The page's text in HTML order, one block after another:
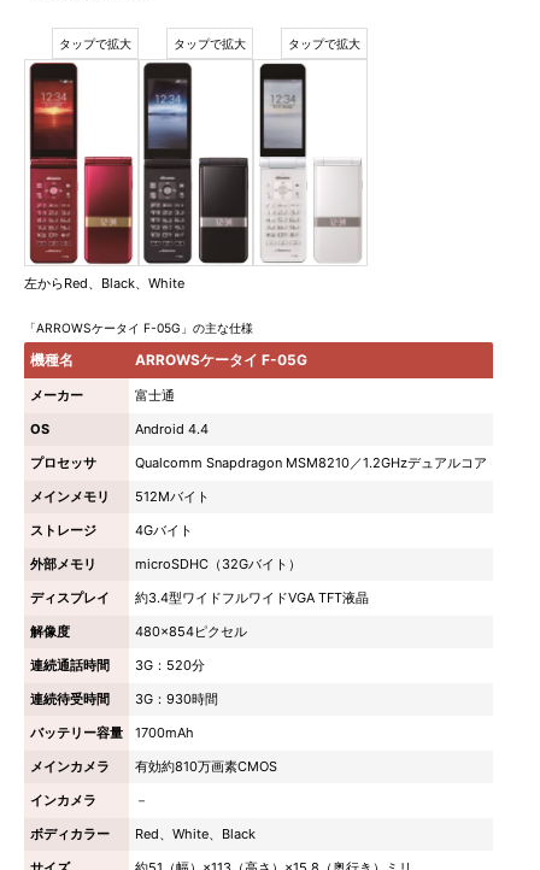
左からRed、Black、White
「ARROWSケータイ F-05G」の主な仕様
機種名 ARROWSケータイ F-05G
メーカー
富士通
OS
Android 4.4
プロセッサ
Qualcomm Snapdragon MSM8210／1.2GHzデュアルコア
メインメモリ
512Mバイト
ストレージ
4Gバイト
外部メモリ
microSDHC（32Gバイト）
ディスプレイ
約3.4型ワイドフルワイドVGA TFT液晶
解像度
480×854ピクセル
連続通話時間
3G：520分
連続待受時間
3G：930時間
バッテリー容量
1700mAh
メインカメラ
有効約810万画素CMOS
インカメラ
－
ボディカラー
Red、White、Black